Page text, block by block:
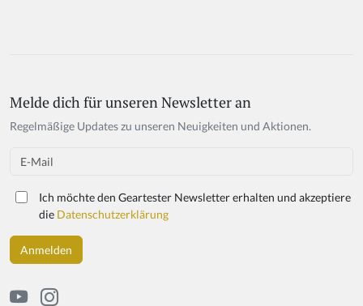
Melde dich für unseren Newsletter an
Regelmäßige Updates zu unseren Neuigkeiten und Aktionen.
Email
Ich möchte den Geartester Newsletter erhalten und akzeptiere
die Datenschutzerklärung